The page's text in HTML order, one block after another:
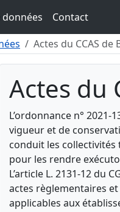
données
Contact
Actes du CCAS de
Actes du
L’ordonnance n°
vigueur et de
conduit les
pour les rendre
L’article L. 2131-12 du
actes règlementaires
applicables aux